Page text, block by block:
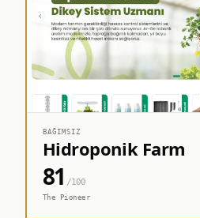
BAĞIMSIZ
Hidroponik Farm
81 /100
The Pioneer